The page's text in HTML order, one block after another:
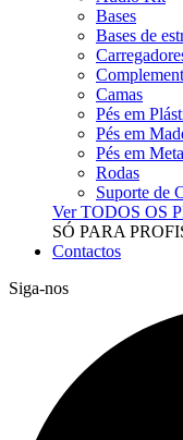
Bases
Bases de
Camas
Pés em
Pés em
Pés em
Rodas
Suporte de
Ver TODOS OS
SÓ PARA
Contactos
Siga-nos